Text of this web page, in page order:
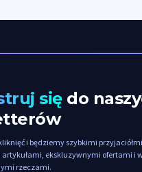
siędo
i będziemy szybkimi
artykułami, ekskluzywnymi ofertami i
rzeczami.